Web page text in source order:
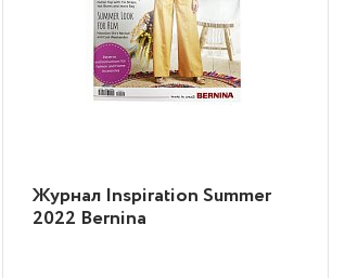
Журнал Inspiration Summer
2022 Bernina